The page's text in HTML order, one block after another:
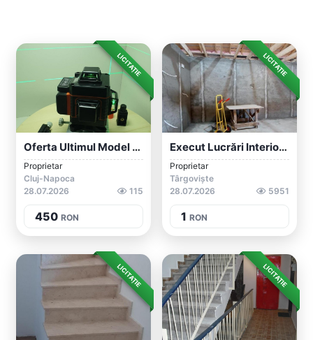
LICITAȚIE
Oferta Ultimul Model Nivela Unda Ldvian...
Proprietar
Cluj-Napoca
28.07.2026
115
450 RON
LICITAȚIE
Execut Lucrări Interioare Și Exterioare
Proprietar
Târgoviște
28.07.2026
5951
1 RON
LICITAȚIE LICITAȚIE